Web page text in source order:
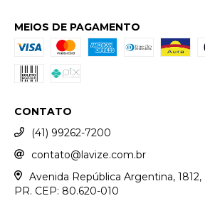
MEIOS DE PAGAMENTO
CONTATO
(41) 99262-7200
contato@lavize.com.br
Avenida República Argentina, 1812,
PR. CEP: 80.620-010